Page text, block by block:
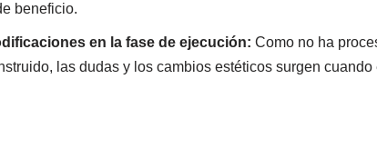
beneficio.
en la fase de ejecución: Como no ha
las dudas y los cambios estéticos surgen